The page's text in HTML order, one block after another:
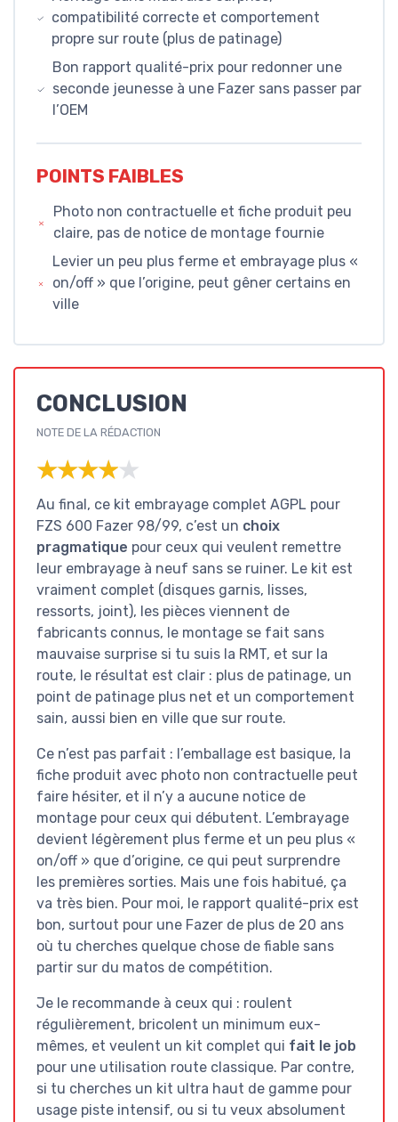
compatibilité correcte et comportement
propre sur route (plus de patinage)
Bon rapport qualité-prix pour redonner une
seconde jeunesse à une Fazer sans passer par
l’OEM
POINTS FAIBLES
Photo non contractuelle et fiche produit peu
claire, pas de notice de montage fournie
Levier un peu plus ferme et embrayage plus «
on/off » que l’origine, peut gêner certains en
ville
CONCLUSION
NOTE DE LA RÉDACTION
★★★★★
★★★★★
Au final, ce kit embrayage complet AGPL pour
FZS 600 Fazer 98/99, c’est un choix
pragmatique pour ceux qui veulent remettre
leur embrayage à neuf sans se ruiner. Le kit est
vraiment complet (disques garnis, lisses,
ressorts, joint), les pièces viennent de
fabricants connus, le montage se fait sans
mauvaise surprise si tu suis la RMT, et sur la
route, le résultat est clair : plus de patinage, un
point de patinage plus net et un comportement
sain, aussi bien en ville que sur route.
Ce n’est pas parfait : l’emballage est basique, la
fiche produit avec photo non contractuelle peut
faire hésiter, et il n’y a aucune notice de
montage pour ceux qui débutent. L’embrayage
devient légèrement plus ferme et un peu plus «
on/off » que d’origine, ce qui peut surprendre
les premières sorties. Mais une fois habitué, ça
va très bien. Pour moi, le rapport qualité-prix est
bon, surtout pour une Fazer de plus de 20 ans
où tu cherches quelque chose de fiable sans
partir sur du matos de compétition.
Je le recommande à ceux qui : roulent
régulièrement, bricolent un minimum eux-
mêmes, et veulent un kit complet qui fait le job
pour une utilisation route classique. Par contre,
si tu cherches un kit ultra haut de gamme pour
usage piste intensif, ou si tu veux absolument